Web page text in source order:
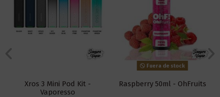
Xros 3 Mini Pod Kit -
Vaporesso
Fuera de stock
Raspberry 50ml - OhFruits